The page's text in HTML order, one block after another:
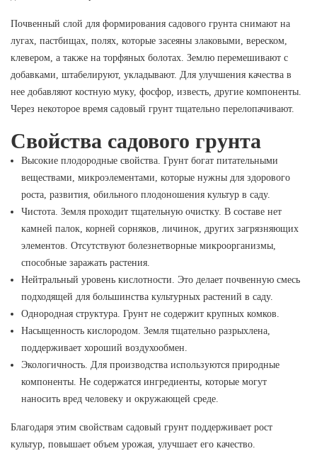
Почвенный слой для формирования садового грунта снимают на
лугах, пастбищах, полях, которые засеяны злаковыми, вереском,
клевером, а также на торфяных болотах. Землю перемешивают с
добавками, штабелируют, укладывают. Для улучшения качества в
нее добавляют костную муку, фосфор, известь, другие компоненты.
Через некоторое время садовый грунт тщательно перелопачивают.
Свойства садового грунта
Высокие плодородные свойства. Грунт богат питательными
веществами, микроэлементами, которые нужны для здорового
роста, развития, обильного плодоношения культур в саду.
Чистота. Земля проходит тщательную очистку. В составе нет
камней палок, корней сорняков, личинок, других загрязняющих
элементов. Отсутствуют болезнетворные микроорганизмы,
способные заражать растения.
Нейтральный уровень кислотности. Это делает почвенную смесь
подходящей для большинства культурных растений в саду.
Однородная структура. Грунт не содержит крупных комков.
Насыщенность кислородом. Земля тщательно разрыхлена,
поддерживает хороший воздухообмен.
Экологичность. Для производства используются природные
компоненты. Не содержатся ингредиенты, которые могут
наносить вред человеку и окружающей среде.
Благодаря этим свойствам садовый грунт поддерживает рост
культур, повышает объем урожая, улучшает его качество.